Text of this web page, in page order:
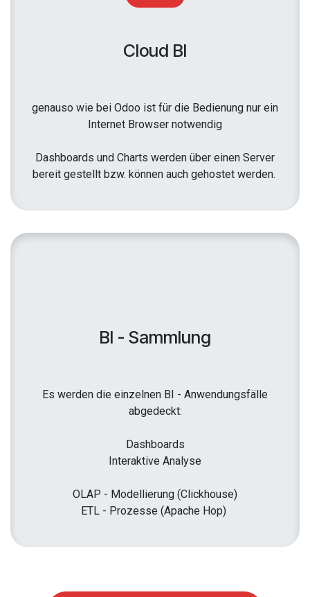
Cloud BI
genauso wie bei Odoo ist für die Bedienung nur ein
Internet Browser notwendig
Dashboards und Charts werden über einen Server
bereit gestellt bzw. können auch gehostet werden.
BI - Sammlung
Es werden die einzelnen BI - Anwendungsfälle
abgedeckt:
Dashboards
Interaktive Analyse
OLAP - Modellierung (Clickhouse)
ETL - Prozesse (Apache Hop)